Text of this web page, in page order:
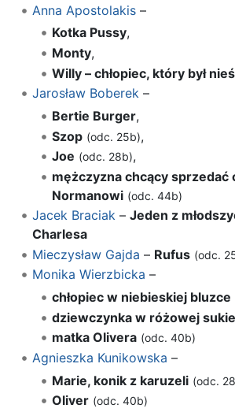
Anna Apostolakis–
Kotka Pussy,
Monty,
Willy – chłopiec, który był
Jarosław Boberek–
Bertie Burger,
Szop (odc. 25b),
Joe (odc. 28b),
mężczyzna chcący sprzedać
Normanowi (odc. 44b)
Jacek Braciak– Jeden z
Charlesa
Mieczysław Gajda – Rufus (odc.
Monika Wierzbicka –
chłopiec w niebieskiej bluzce
dziewczynka w różowej
matka Olivera (odc. 40b)
Agnieszka Kunikowska –
Marie, konik z karuzeli (odc.
Oliver (odc. 40b)